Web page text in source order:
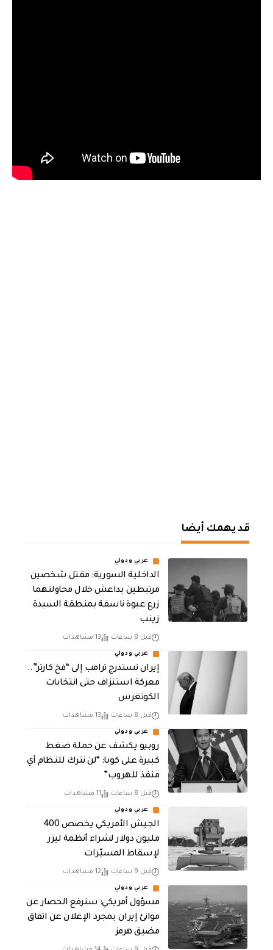
قد يهمك أيضا
عربي ودولي
الداخلية السورية: مقتل شخصين
مرتبطين بداعش خلال محاولتهما
زرع عبوة ناسفة بمنطقة السيدة
زينب
قبل 8 ساعات 13 مشاهدات
عربي ودولي
إيران تستدرج ترامب إلى “فخ كارتر”..
معركة استنزاف حتى انتخابات
الكونغرس
قبل 8 ساعات 13 مشاهدات
عربي ودولي
روبيو يكشف عن حملة ضغط
كبيرة على كوبا: “لن نترك للنظام أي
منفذ للهروب”
قبل 8 ساعات 11 مشاهدات
عربي ودولي
الجيش الأمريكي يخصص 400
مليون دولار لشراء أنظمة ليزر
لإسقاط المسيّرات
قبل 9 ساعات 12 مشاهدات
عربي ودولي
مسؤول أمريكي: سنرفع الحصار عن
موانئ إيران بمجرد الإعلان عن اتفاق
مضيق هرمز